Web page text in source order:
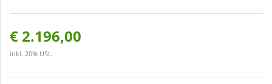
€ 2.196,00
inkl. 20% USt.